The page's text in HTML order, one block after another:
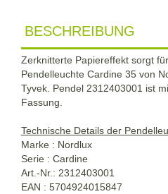
BESCHREIBUNG
Zerknitterte Papiereffekt sorgt
Pendelleuchte Cardine 35 von
Tyvek. Pendel 2312403001 ist
Fassung.
Technische Details der
Marke : Nordlux
Serie : Cardine
Art.-Nr.: 2312403001
EAN : 5704924015847